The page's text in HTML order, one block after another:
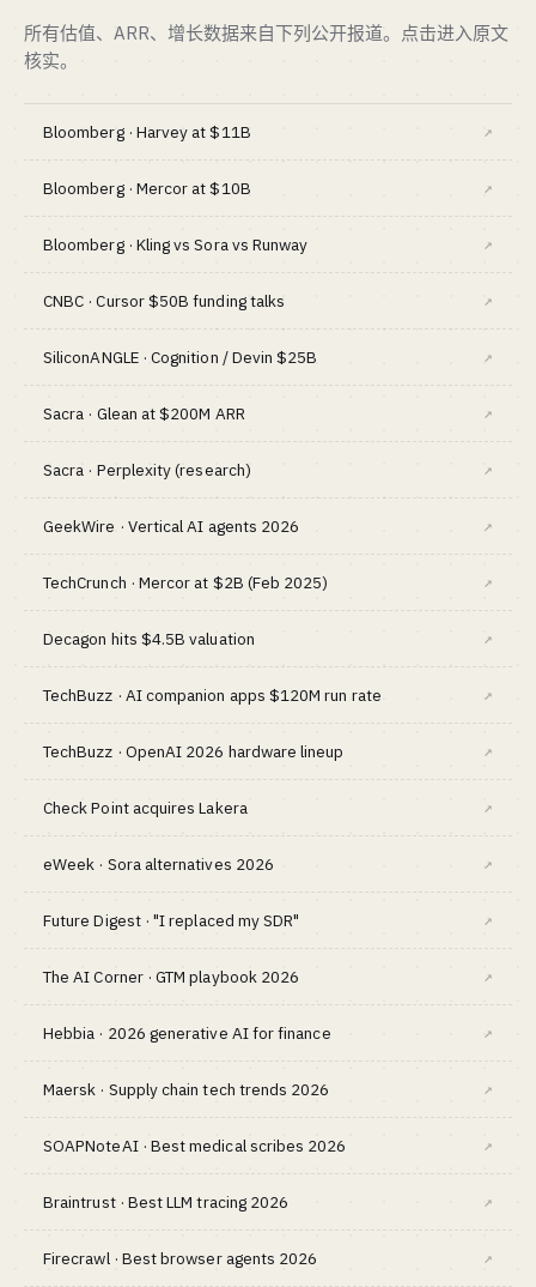
所有估值、ARR、增长数据来自下列公开报道。点击进入原文
核实。
Bloomberg · Harvey at $11B ↗
Bloomberg · Mercor at $10B ↗
Bloomberg · Kling vs Sora vs Runway ↗
CNBC · Cursor $50B funding talks ↗
SiliconANGLE · Cognition / Devin $25B ↗
Sacra · Glean at $200M ARR ↗
Sacra · Perplexity (research) ↗
GeekWire · Vertical AI agents 2026 ↗
TechCrunch · Mercor at $2B (Feb 2025) ↗
Decagon hits $4.5B valuation ↗
TechBuzz · AI companion apps $120M run rate ↗
TechBuzz · OpenAI 2026 hardware lineup ↗
Check Point acquires Lakera ↗
eWeek · Sora alternatives 2026 ↗
Future Digest · "I replaced my SDR" ↗
The AI Corner · GTM playbook 2026 ↗
Hebbia · 2026 generative AI for finance ↗
Maersk · Supply chain tech trends 2026 ↗
SOAPNoteAI · Best medical scribes 2026 ↗
Braintrust · Best LLM tracing 2026 ↗
Firecrawl · Best browser agents 2026 ↗